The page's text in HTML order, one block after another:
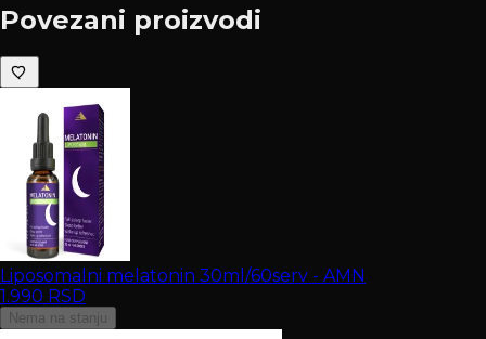
Povezani proizvodi
Liposomalni melatonin 30ml/60serv - AMN
1.990 RSD
Nema na stanju